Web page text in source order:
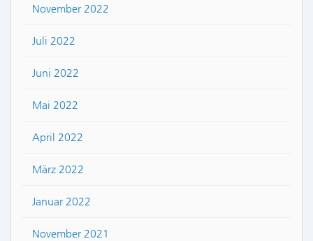
November 2022
Juli 2022
Juni 2022
Mai 2022
April 2022
März 2022
Januar 2022
November 2021